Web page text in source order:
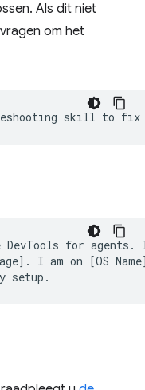
Als dit niet
om het
DevTools for
I am on [OS